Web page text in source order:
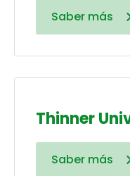
Saber más
Thinner
Saber más